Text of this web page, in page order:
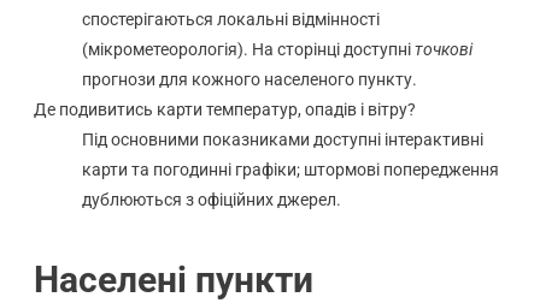
спостерігаються локальні відмінності
(мікрометеорологія). На сторінці доступніточкові
прогнози для кожного населеного пункту.
Де подивитись карти температур, опадів і вітру?
Під основними показниками доступні інтерактивні
карти та погодинні графіки; штормові попередження
дублюються з офіційних джерел.
Населені пункти